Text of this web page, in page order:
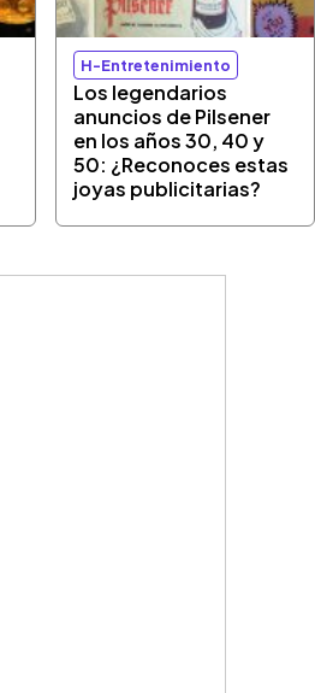
H-Entretenimiento
Los legendarios
anuncios de Pilsener
en los años 30, 40 y
50: ¿Reconoces estas
joyas publicitarias?